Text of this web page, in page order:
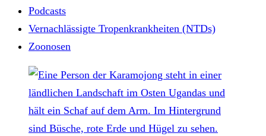
Podcasts
Vernachlässigte Tropenkrankheiten (NTDs)
Zoonosen